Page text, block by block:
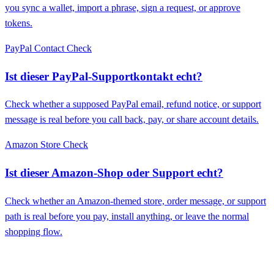
you sync a wallet, import a phrase, sign a request, or approve
tokens.
PayPal Contact Check
Ist dieser PayPal-Supportkontakt echt?
Check whether a supposed PayPal email, refund notice, or support
message is real before you call back, pay, or share account details.
Amazon Store Check
Ist dieser Amazon-Shop oder Support echt?
Check whether an Amazon-themed store, order message, or support
path is real before you pay, install anything, or leave the normal
shopping flow.